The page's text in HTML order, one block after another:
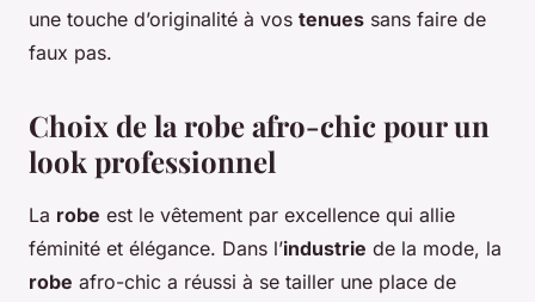
une touche d’originalité à vos tenues sans faire de
faux pas.
Choix de la robe afro-chic pour un
look professionnel
La robe est le vêtement par excellence qui allie
féminité et élégance. Dans l’industrie de la mode, la
robe afro-chic a réussi à se tailler une place de